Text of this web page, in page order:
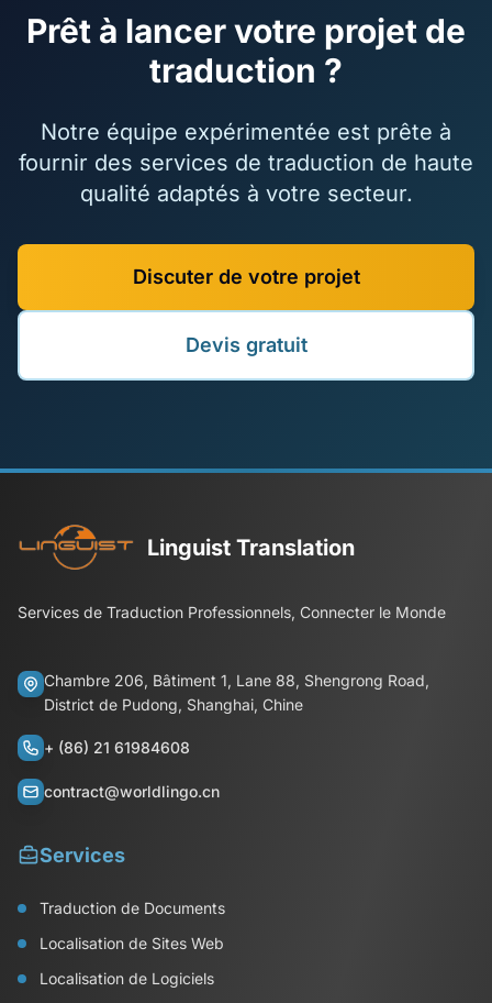
Prêt à lancer votre projet de
traduction ?
Notre équipe expérimentée est prête à
fournir des services de traduction de haute
qualité adaptés à votre secteur.
Discuter de votre projet
Devis gratuit
Linguist Translation
Services de Traduction Professionnels, Connecter le Monde
Chambre 206, Bâtiment 1, Lane 88, Shengrong Road,
District de Pudong, Shanghai, Chine
+ (86) 21 61984608
contract@worldlingo.cn
Services
Traduction de Documents
Localisation de Sites Web
Localisation de Logiciels